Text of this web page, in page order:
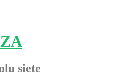
siete